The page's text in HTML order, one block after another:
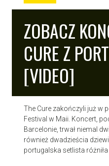
ZOBACZ
CURE Z
[VIDEO]
The Cure zakończyli już w
Festival w Maii. Koncert,
Barcelonie, trwał niemal
również dwadzieścia
portugalska setlista różniła